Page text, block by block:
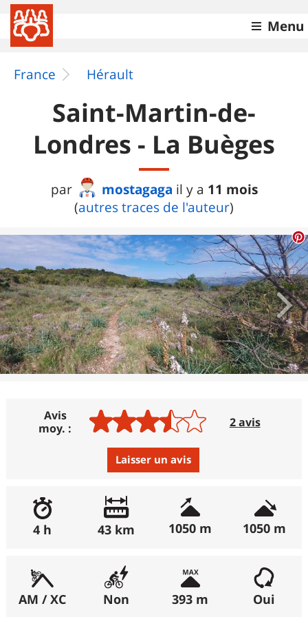
Menu
France Hérault
Saint-Martin-de-
Londres - La Buèges
par mostagaga il y a 11 mois
(autres traces de l'auteur)
Avis
moy. :
2 avis
Laisser un avis
Excellent
0%
(récemment : 50%)
Moyen:
50%
4 h 43 km 1050 m 1050 m
AM / XC Non 393 m Oui